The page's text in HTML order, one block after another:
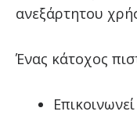
ανεξάρτητου
Ένας κάτοχος